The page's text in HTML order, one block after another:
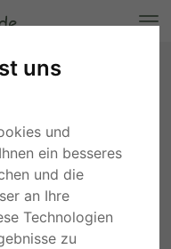
uns
und
ein besseres
und die
an Ihre
Technologien
zu